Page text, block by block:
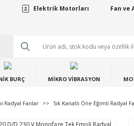
Elektrik Motorları Fan ve
BURÇ MİKRO VİBRASYON
Radyal Fanlar Sık Kanatlı Öne Eğimli Radyal